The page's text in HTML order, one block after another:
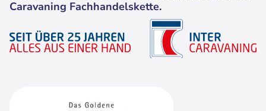
Caravaning Fachhandelskette.